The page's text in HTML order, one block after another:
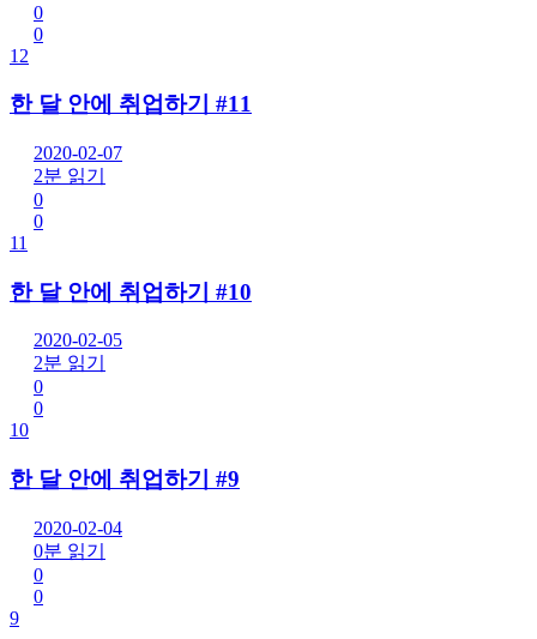
0
0
12
한 달 안에 취업하기 #11
2020-02-07
2분 읽기
0
0
11
한 달 안에 취업하기 #10
2020-02-05
2분 읽기
0
0
10
한 달 안에 취업하기 #9
2020-02-04
0분 읽기
0
0
9